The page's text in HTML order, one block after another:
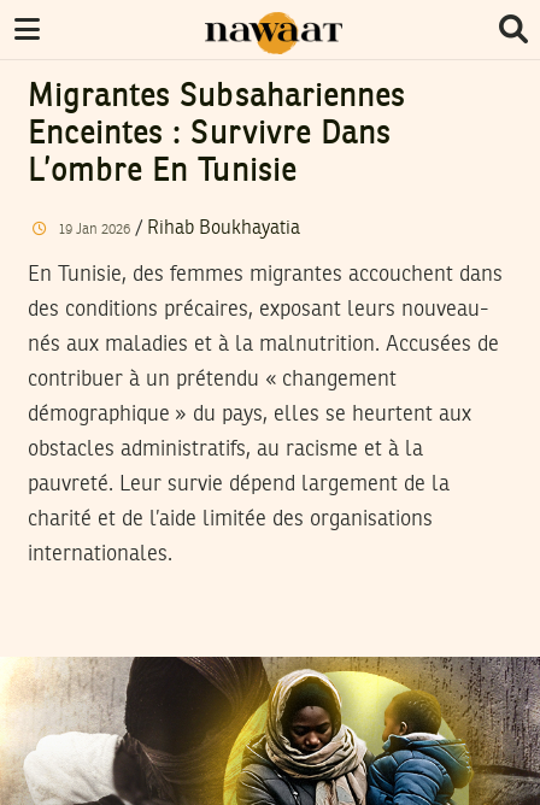
Migrantes Subsahariennes
Enceintes : Survivre Dans
L’ombre En Tunisie
19 Jan 2026/ Rihab Boukhayatia
En Tunisie, des femmes migrantes accouchent dans
des conditions précaires, exposant leurs nouveau-
nés aux maladies et à la malnutrition. Accusées de
contribuer à un prétendu « changement
démographique » du pays, elles se heurtent aux
obstacles administratifs, au racisme et à la
pauvreté. Leur survie dépend largement de la
charité et de l’aide limitée des organisations
internationales.